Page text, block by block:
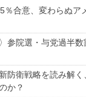
％合意、変わらぬ
参院選・与党過半
防衛戦略を読み解
か？